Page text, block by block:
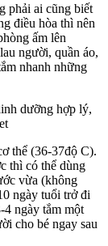
phải ai cũng biết
điều hòa thì nên
ấm lên
người, quần áo,
nhanh những
dưỡng hợp lý,
thể (36-37độ C).
thì có thể dùng
vừa (không
ngày tuổi trở đi
4 ngày tắm một
cho bé ngay sau